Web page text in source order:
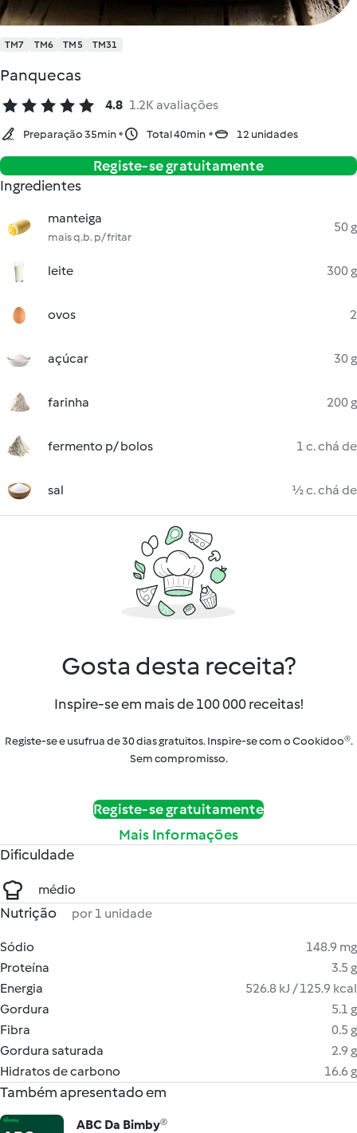
TM7 TM6 TM5 TM31
Panquecas
4.8 1.2K avaliações
Preparação 35min Total 40min 12 unidades
Registe-se gratuitamente
Ingredientes
manteiga
mais q.b. p/ fritar
50 g
leite 300 g
ovos 2
açúcar 30 g
farinha 200 g
fermento p/ bolos 1 c. chá de
sal ½ c. chá de
Gosta desta receita?
Inspire-se em mais de 100 000 receitas!
Registe-se e usufrua de 30 dias gratuitos. Inspire-se com o Cookidoo®.
Sem compromisso.
Registe-se gratuitamente
Mais Informações
Dificuldade
médio
Nutrição por 1 unidade
Sódio
148.9 mg
Proteína
3.5 g
Energia
526.8 kJ / 125.9 kcal
Gordura
5.1 g
Fibra
0.5 g
Gordura saturada
2.9 g
Hidratos de carbono
16.6 g
Também apresentado em
ABC Da Bimby®